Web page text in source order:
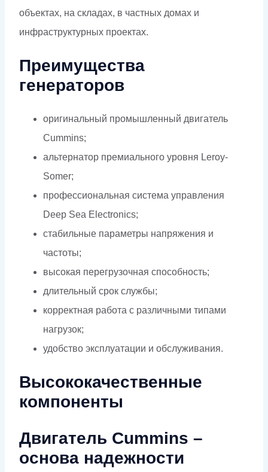
объектах, на складах, в частных домах и
инфраструктурных проектах.
Преимущества
генераторов
оригинальный промышленный двигатель
Cummins;
альтернатор премиального уровня Leroy-
Somer;
профессиональная система управления
Deep Sea Electronics;
стабильные параметры напряжения и
частоты;
высокая перегрузочная способность;
длительный срок службы;
корректная работа с различными типами
нагрузок;
удобство эксплуатации и обслуживания.
Высококачественные
компоненты
Двигатель Cummins –
основа надежности